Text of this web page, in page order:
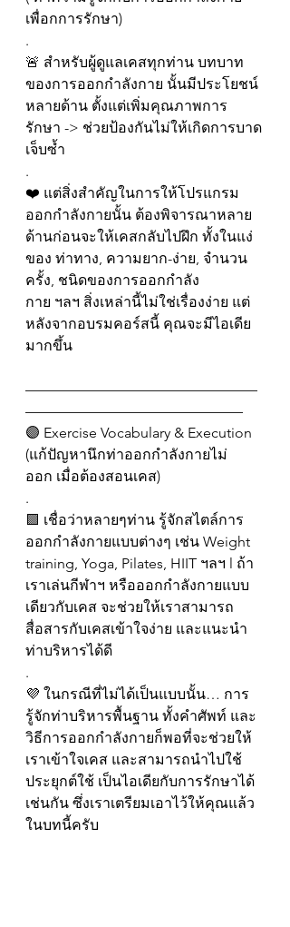
เพื่อกการรักษา)
.
🚨 สำหรับผู้ดูแลเคสทุกท่าน บทบาท
ของการออกกำลังกาย นั้นมีประโยชน์
หลายด้าน ตั้งแต่เพิ่มคุณภาพการ
รักษา -> ช่วยป้องกันไม่ให้เกิดการบาด
เจ็บซ้ำ
.
❤️ แต่สิ่งสำคัญในการให้โปรแกรม
ออกกำลังกายนั้น ต้องพิจารณาหลาย
ด้านก่อนจะให้เคสกลับไปฝึก ทั้งในแง่
ของ ท่าทาง, ความยาก-ง่าย, จำนวน
ครั้ง, ชนิดของการออกกำลัง
กาย ฯลฯ สิ่งเหล่านี้ไม่ใช่เรื่องง่าย แต่
หลังจากอบรมคอร์สนี้ คุณจะมีไอเดีย
มากขึ้น
————————————————
———————————————
🟣 Exercise Vocabulary & Execution
(แก้ปัญหานึกท่าออกกำลังกายไม่
ออก เมื่อต้องสอนเคส)
.
🟪 เชื่อว่าหลายๆท่าน รู้จักสไตล์การ
ออกกำลังกายแบบต่างๆ เช่น Weight
training, Yoga, Pilates, HIIT ฯลฯ l ถ้า
เราเล่นกีฬาฯ หรือออกกำลังกายแบบ
เดียวกับเคส จะช่วยให้เราสามารถ
สื่อสารกับเคสเข้าใจง่าย และแนะนำ
ท่าบริหารได้ดี
.
💜 ในกรณีที่ไม่ได้เป็นแบบนั้น… การ
รู้จักท่าบริหารพื้นฐาน ทั้งคำศัพท์ และ
วิธีการออกกำลังกายก็พอที่จะช่วยให้
เราเข้าใจเคส และสามารถนำไปใช้
ประยุกต์ใช้ เป็นไอเดียกับการรักษาได้
เช่นกัน ซึ่งเราเตรียมเอาไว้ให้คุณแล้ว
ในบทนี้ครับ